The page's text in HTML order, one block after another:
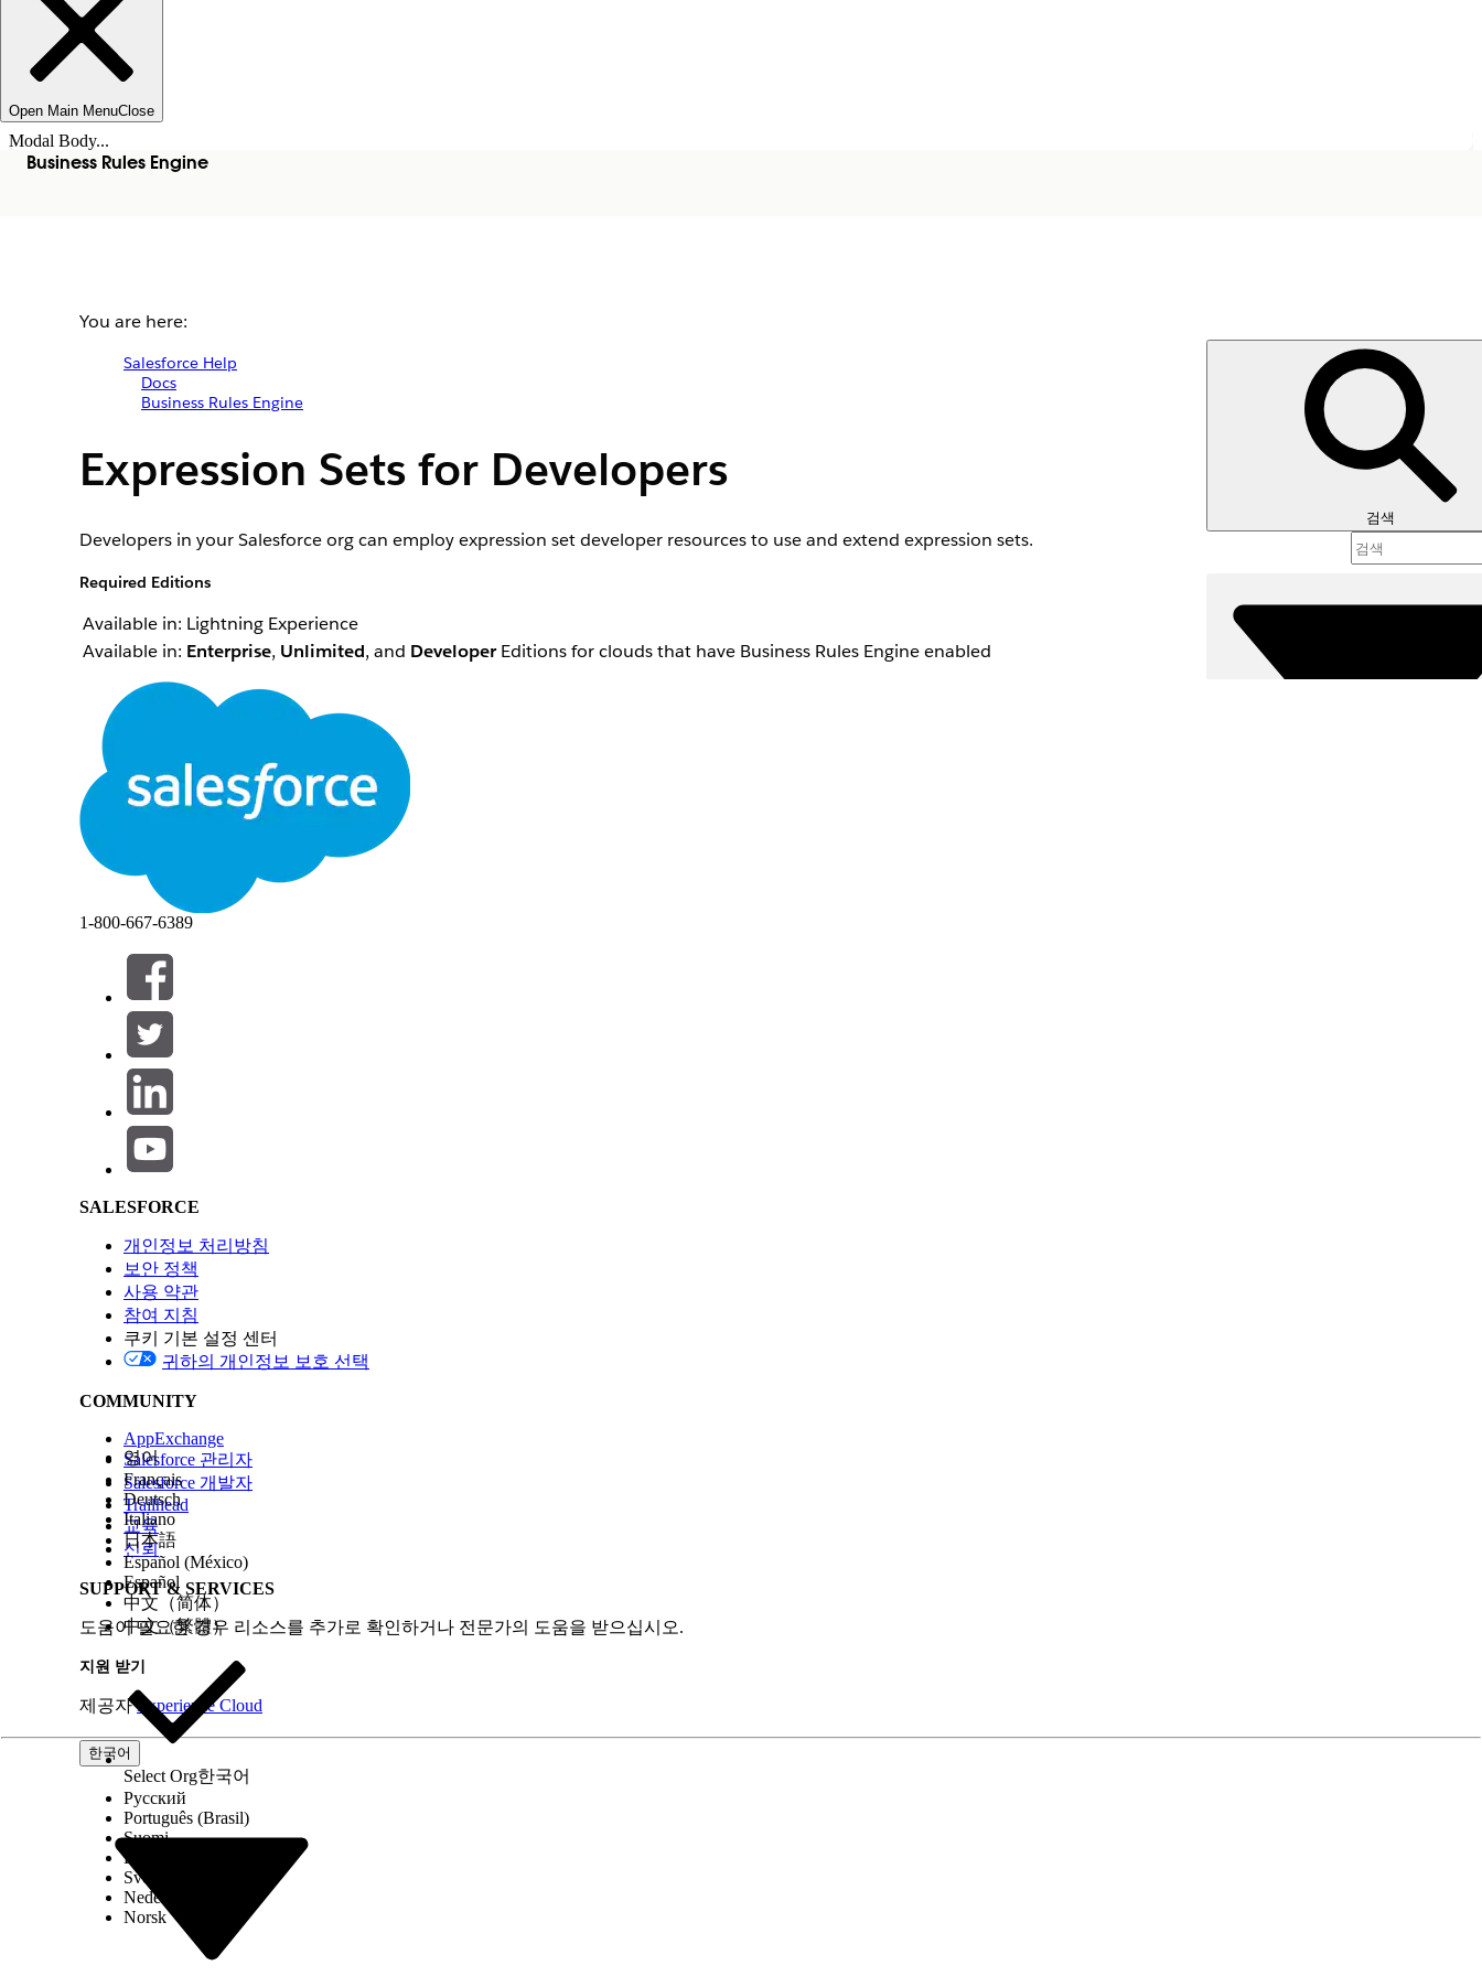
Open Main MenuClose
Modal Body...
Business Rules Engine
검색
You are here:
Salesforce Help
Docs
Business Rules Engine
Expression Sets for Developers
Developers in your Salesforce org can employ expression set developer resources to use and extend expression sets.
Required Editions
Available in: Lightning Experience
Available in: Enterprise, Unlimited, and DeveloperEditions for clouds that have Business Rules Engine enabled
Connect REST API
Update an expression set
Retrieve or delete expression sets
Invoke an expression set
Fetch component guradrails
Metadata API
Create an expression set
Create an expression set object field aliases to be used as variables in expression sets
Invocable Actions
Invoke an expression set in a flow using expression set action
이 기사를 통해 문제를 해결했습니까?
개선을 위한 의견을 보내주세요.
1-800-667-6389
SALESFORCE
개인정보 처리방침
보안 정책
사용 약관
참여 지침
쿠키 기본 설정 센터
귀하의 개인정보 보호 선택
COMMUNITY
AppExchange
Salesforce 관리자
Salesforce 개발자
Trailhead
교육
신뢰
SUPPORT & SERVICES
도움이 필요한 경우 리소스를 추가로 확인하거나 전문가의 도움을 받으십시오.
지원 받기
제공자Experience Cloud
한국어
영어
Français
Deutsch
Italiano
日本語
Español (México)
Español
中文（简体）
中文（繁體）
Select Org한국어
Русский
Português (Brasil)
Suomi
Dansk
Svenska
Nederlands
Norsk
Salesforce Help | Article